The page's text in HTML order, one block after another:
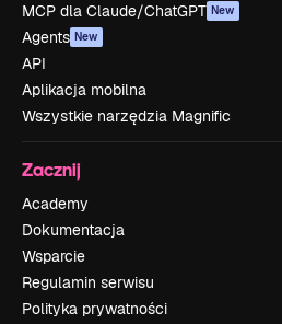
MCP dla Claude/ChatGPT New
Agents New
API
Aplikacja mobilna
Wszystkie narzędzia Magnific
Zacznij
Academy
Dokumentacja
Wsparcie
Regulamin serwisu
Polityka prywatności